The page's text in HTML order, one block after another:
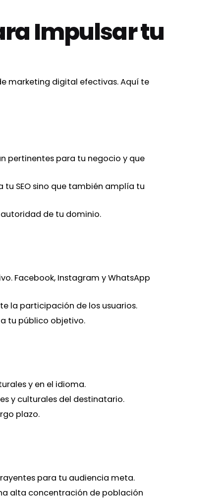
Impulsar tu
marketing digital efectivas. Aquí te
pertinentes para tu negocio y que
SEO sino que también amplía tu
de tu dominio.
Facebook, Instagram y WhatsApp
la participación de los usuarios.
tu público objetivo.
y en el idioma.
y culturales del destinatario.
plazo.
para tu audiencia meta.
alta concentración de población